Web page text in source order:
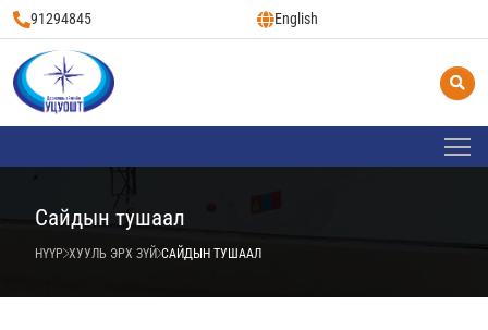
91294845 English
Сайдын тушаал
НҮҮР ХУУЛЬ ЭРХ ЗҮЙ САЙДЫН ТУШААЛ